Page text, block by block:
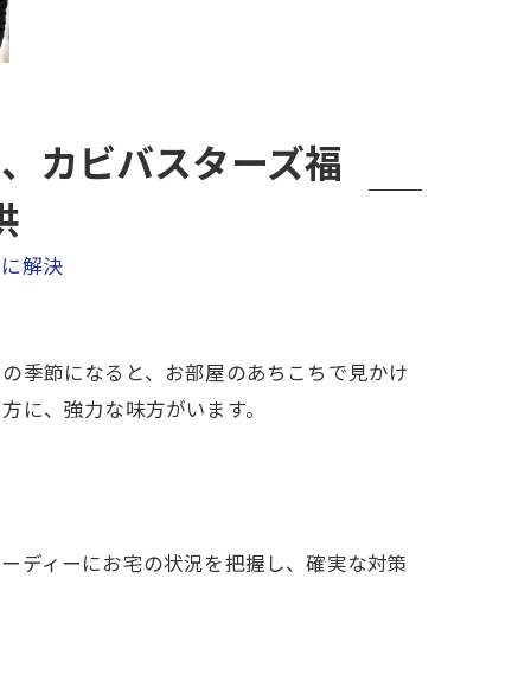
カビバスターズ福
解決
季節になると、お部屋のあちこちで見かけ
に、強力な味方がいます。
ディーにお宅の状況を把握し、確実な対策